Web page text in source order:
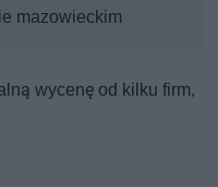
mazowieckim
wycenę od kilku firm,